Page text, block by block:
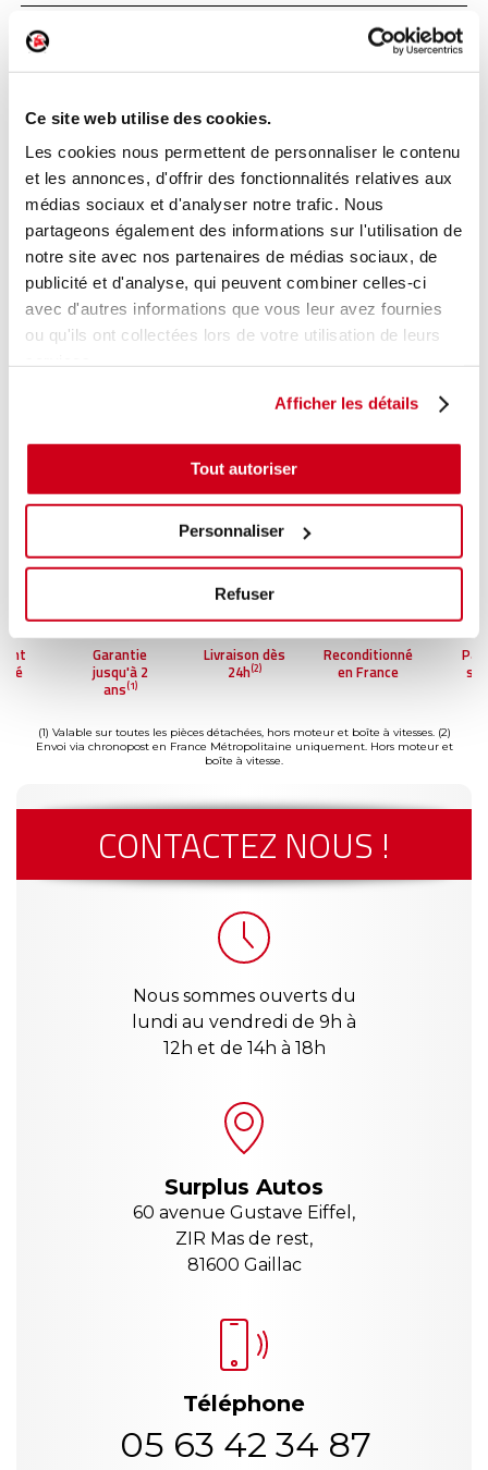
Ce site web utilise des cookies.
Les cookies nous permettent de personnaliser le contenu
et les annonces, d'offrir des fonctionnalités relatives aux
médias sociaux et d'analyser notre trafic. Nous
partageons également des informations sur l'utilisation de
notre site avec nos partenaires de médias sociaux, de
publicité et d'analyse, qui peuvent combiner celles-ci
avec d'autres informations que vous leur avez fournies
ou qu'ils ont collectées lors de votre utilisation de leurs
Afficher les détails
Tout autoriser
Personnaliser
Refuser
Poignée intérieure porte avant droite
Réf. constructeur :9143F5
Modèle de provenance
Caractéristiques techniques
En stock 15,00 € TTC
AJOUTER AU PANIER
Garantie
jusqu'à 2
ans(1)
Livraison dès
24h(2)
Reconditionné
en France
(1) Valable sur toutes les pièces détachées, hors moteur et boîte à vitesses. (2)
Envoi via chronopost en France Métropolitaine uniquement. Hors moteur et
boîte à vitesse.
CONTACTEZ NOUS !
Nous sommes ouverts du
lundi au vendredi de 9h à
12h et de 14h à 18h
Surplus Autos
60 avenue Gustave Eiffel,
ZIR Mas de rest,
81600 Gaillac
Téléphone
05 63 42 34 87